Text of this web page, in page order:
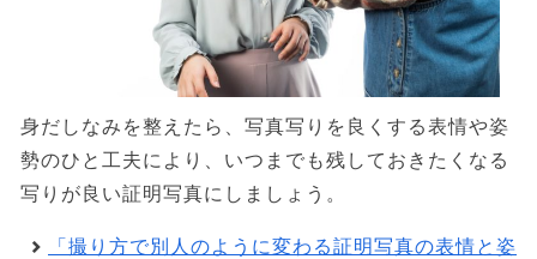
身だしなみを整えたら、写真写りを良くする表情や姿
勢のひと工夫により、いつまでも残しておきたくなる
写りが良い証明写真にしましょう。
「撮り方で別人のように変わる証明写真の表情と姿